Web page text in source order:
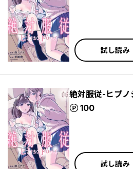
試し読み
絶対服従-ヒプ
100
ポイント
試し読み